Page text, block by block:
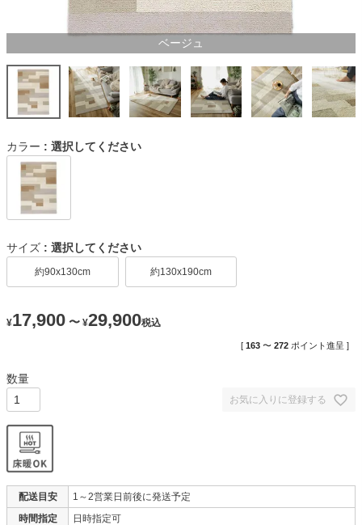
ベージュ
¥17,900 〜 ¥29,900税込
[ 163 〜 272 ポイント進呈 ]
カラー 選択してください
サイズ 選択してください
約90x130cm 約130x190cm
お気に入りに登録する
配送目安
1～2営業日前後に発送予定
時間指定
日時指定可